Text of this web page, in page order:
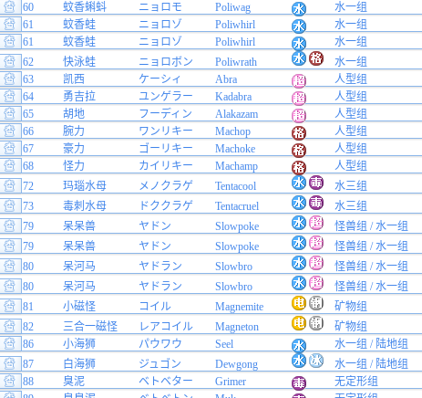
60
蚊香蝌蚪 ニョロモ Poliwag 水一组
61
蚊香蛙 ニョロゾ Poliwhirl 水一组
61
蚊香蛙 ニョロゾ Poliwhirl 水一组
62
快泳蛙 ニョロボン Poliwrath 水一组
63
凯西 ケーシィ Abra 人型组
64
勇吉拉 ユンゲラー Kadabra 人型组
65
胡地 フーディン Alakazam 人型组
66
腕力 ワンリキー Machop 人型组
67
豪力 ゴーリキー Machoke 人型组
68
怪力 カイリキー Machamp 人型组
72
玛瑙水母 メノクラゲ Tentacool 水三组
73
毒刺水母 ドククラゲ Tentacruel 水三组
79
呆呆兽 ヤドン Slowpoke 怪兽组 / 水一组
79
呆呆兽 ヤドン Slowpoke 怪兽组 / 水一组
80
呆河马 ヤドラン Slowbro 怪兽组 / 水一组
80
呆河马 ヤドラン Slowbro 怪兽组 / 水一组
81
小磁怪 コイル Magnemite 矿物组
82
三合一磁怪 レアコイル Magneton 矿物组
86
小海狮 パウワウ Seel 水一组 / 陆地组
87
白海狮 ジュゴン Dewgong 水一组 / 陆地组
88
臭泥 ベトベター Grimer 无定形组